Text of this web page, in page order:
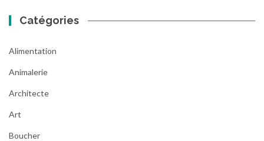
Catégories
Alimentation
Animalerie
Architecte
Art
Boucher